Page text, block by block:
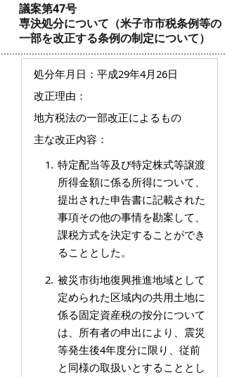
議案第47号
専決処分について（米子市市税条例等の
一部を改正する条例の制定について）
処分年月日：平成29年4月26日
改正理由：
地方税法の一部改正によるもの
主な改正内容：
特定配当等及び特定株式等譲渡
所得金額に係る所得について、
提出された申告書に記載された
事項その他の事情を勘案して、
課税方式を決定することができ
ることとした。
被災市街地復興推進地域として
定められた区域内の共用土地に
係る固定資産税の按分について
は、所有者の申出により、震災
等発生後4年度分に限り、従前
と同様の取扱いとすることとし